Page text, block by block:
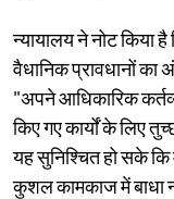
न्यायालय ने नोट किया
वैधानिक प्रावधानों का
"अपने आधिकारिक
किए गए कार्यों के लिए
यह सुनिश्चित हो सके
कुशल कामकाज में बाधा